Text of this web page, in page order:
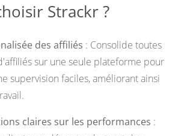
Strackr ?
des affiliés : Consolide toutes
sur une seule plateforme pour
supervision faciles, améliorant ainsi
claires sur les performances :